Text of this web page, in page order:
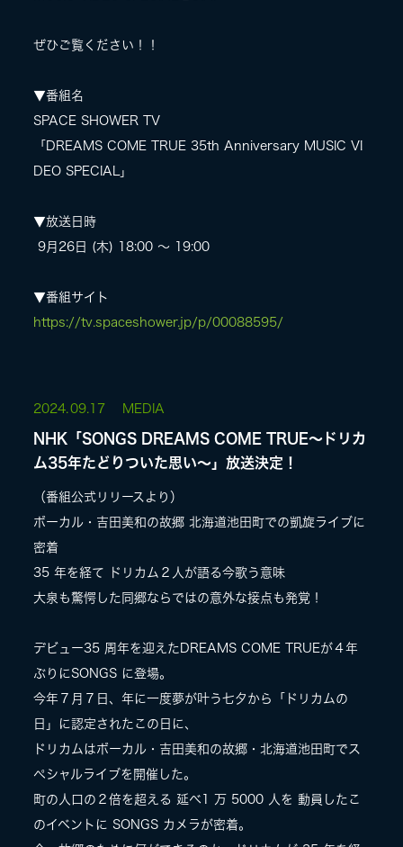
ぜひご覧ください！！
▼番組名
SPACE SHOWER TV
「DREAMS COME TRUE 35th Anniversary MUSIC VI
DEO SPECIAL」
▼放送日時
9月26日 (木) 18:00 〜 19:00
▼番組サイト
https://tv.spaceshower.jp/p/00088595/
2024. 09.17 MEDIA
NHK「SONGS DREAMS COME TRUE〜ドリカ
ム35年たどりついた思い〜」放送決定！
（番組公式リリースより）
ボーカル・吉田美和の故郷 北海道池田町での凱旋ライブに
密着
35 年を経て ドリカム２人が語る今歌う意味
大泉も驚愕した同郷ならではの意外な接点も発覚！
デビュー35 周年を迎えたDREAMS COME TRUEが４年
ぶりにSONGS に登場。
今年７月７日、年に一度夢が叶う七夕から「ドリカムの
日」に認定されたこの日に、
ドリカムはボーカル・吉田美和の故郷・北海道池田町でス
ペシャルライブを開催した。
町の人口の２倍を超える 延べ1 万 5000 人を 動員したこ
のイベントに SONGS カメラが密着。